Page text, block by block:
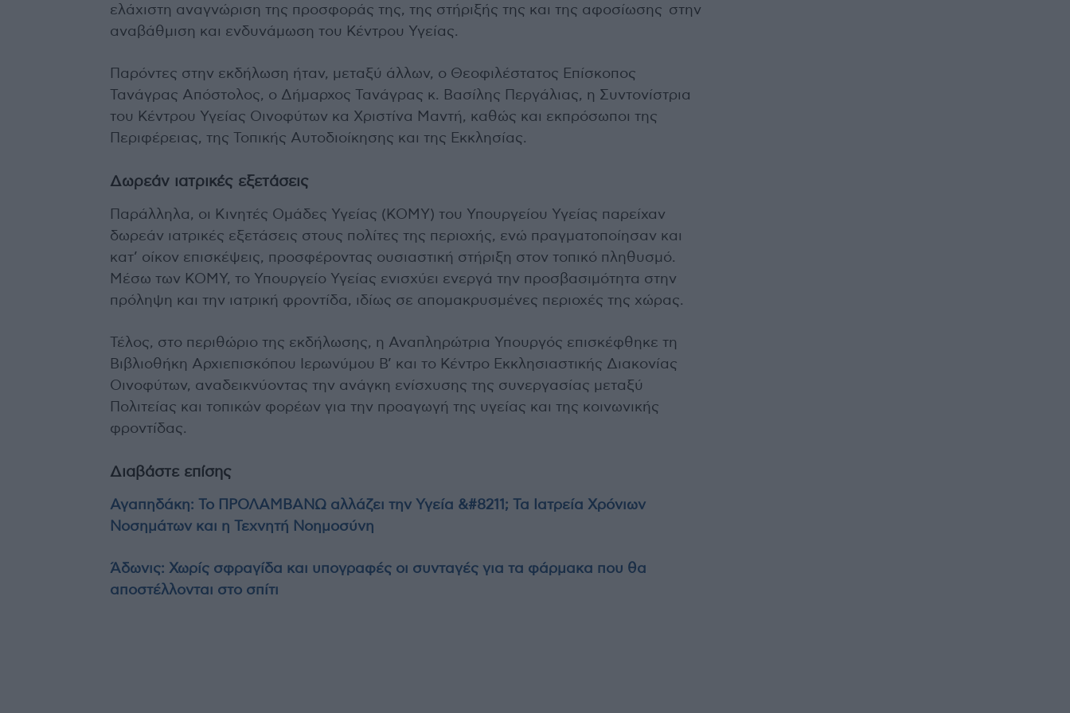
ελάχιστη αναγνώριση της προσφοράς της, της στήριξής της και της αφοσίωσης στην
αναβάθμιση και ενδυνάμωση του Κέντρου Υγείας.
Παρόντες στην εκδήλωση ήταν, μεταξύ άλλων, ο Θεοφιλέστατος Επίσκοπος
Τανάγρας Απόστολος, ο Δήμαρχος Τανάγρας κ. Βασίλης Περγάλιας, η Συντονίστρια
του Κέντρου Υγείας Οινοφύτων κα Χριστίνα Μαντή, καθώς και εκπρόσωποι της
Περιφέρειας, της Τοπικής Αυτοδιοίκησης και της Εκκλησίας.
Δωρεάν ιατρικές εξετάσεις
Παράλληλα, οι Κινητές Ομάδες Υγείας (ΚΟΜΥ) του Υπουργείου Υγείας παρείχαν
δωρεάν ιατρικές εξετάσεις στους πολίτες της περιοχής, ενώ πραγματοποίησαν και
κατ’ οίκον επισκέψεις, προσφέροντας ουσιαστική στήριξη στον τοπικό πληθυσμό.
Μέσω των ΚΟΜΥ, το Υπουργείο Υγείας ενισχύει ενεργά την προσβασιμότητα στην
πρόληψη και την ιατρική φροντίδα, ιδίως σε απομακρυσμένες περιοχές της χώρας.
Τέλος, στο περιθώριο της εκδήλωσης, η Αναπληρώτρια Υπουργός επισκέφθηκε τη
Βιβλιοθήκη Αρχιεπισκόπου Ιερωνύμου Β’ και το Κέντρο Εκκλησιαστικής Διακονίας
Οινοφύτων, αναδεικνύοντας την ανάγκη ενίσχυσης της συνεργασίας μεταξύ
Πολιτείας και τοπικών φορέων για την προαγωγή της υγείας και της κοινωνικής
φροντίδας.
Διαβάστε επίσης
Αγαπηδάκη: Το ΠΡΟΛΑΜΒΑΝΩ αλλάζει την Υγεία &#8211; Τα Ιατρεία Χρόνιων
Νοσημάτων και η Τεχνητή Νοημοσύνη
Άδωνις: Χωρίς σφραγίδα και υπογραφές οι συνταγές για τα φάρμακα που θα
αποστέλλονται στο σπίτι